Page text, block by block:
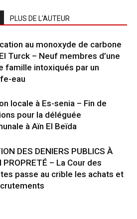
PLUS DE L'AUTEUR
au monoxyde de carbone
Turck – Neuf membres d’une
famille intoxiqués par un
eau
locale à Es-senia – Fin de
pour la déléguée
à Aïn El Beïda
DES DENIERS PUBLICS À
PROPRETÉ – La Cour des
passe au crible les achats et